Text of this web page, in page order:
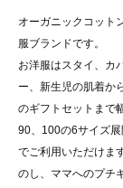
オーガニックコット
服ブランドです。
お洋服はスタイ、カ
ー、新生児の肌着か
のギフトセットまで
90、100の6サイズ
でご利用いただけま
のし、ママへのプチ